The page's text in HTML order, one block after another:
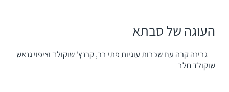
העוגה של סבתא
גבינה קרה עם שכבות עוגיות פתי בר, קרנץ' שוקולד וציפוי גנאש
שוקולד חלב